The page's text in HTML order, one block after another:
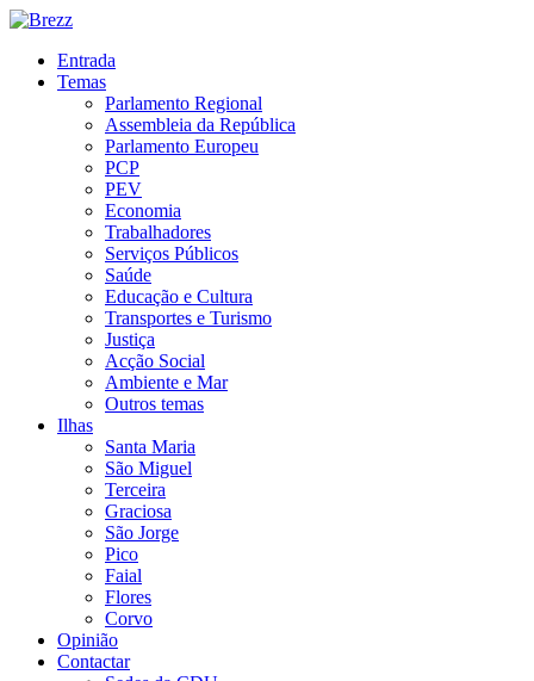
Entrada
Temas
Parlamento Regional
Assembleia da República
Parlamento Europeu
PCP
PEV
Economia
Trabalhadores
Serviços Públicos
Saúde
Educação e Cultura
Transportes e Turismo
Justiça
Acção Social
Ambiente e Mar
Outros temas
Ilhas
Santa Maria
São Miguel
Terceira
Graciosa
São Jorge
Pico
Faial
Flores
Corvo
Opinião
Contactar